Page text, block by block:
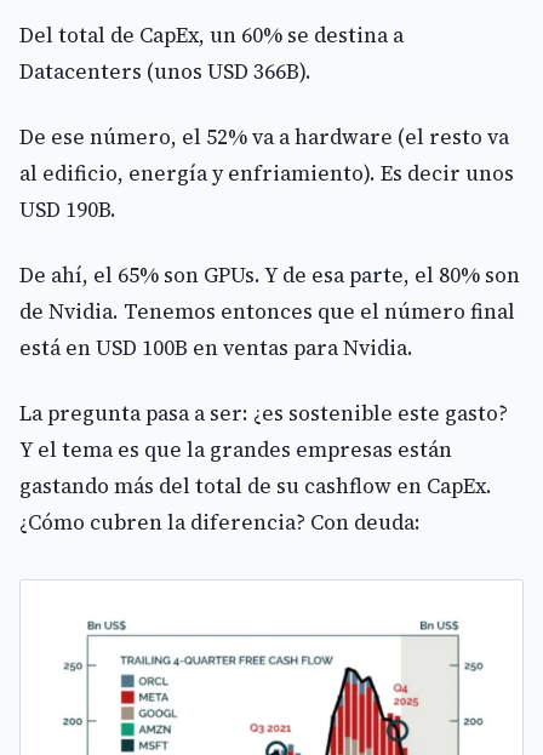
Del total de CapEx, un 60% se destina a
Datacenters (unos USD 366B).
De ese número, el 52% va a hardware (el resto va
al edificio, energía y enfriamiento). Es decir unos
USD 190B.
De ahí, el 65% son GPUs. Y de esa parte, el 80% son
de Nvidia. Tenemos entonces que el número final
está en USD 100B en ventas para Nvidia.
La pregunta pasa a ser: ¿es sostenible este gasto?
Y el tema es que la grandes empresas están
gastando más del total de su cashflow en CapEx.
¿Cómo cubren la diferencia? Con deuda: